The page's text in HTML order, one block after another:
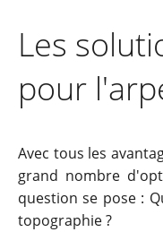
Les
pour
Avec tous les
grand nombre
question se pose :
topographie ?